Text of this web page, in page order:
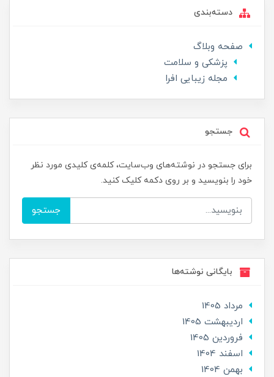
دسته‌بندی
صفحه وبلاگ
پزشکی و سلامت
مجله زیبایی افرا
جستجو
برای جستجو در نوشته‌های وب‌سایت، کلمه‌ی کلیدی مورد نظر
خود را بنویسید و بر روی دکمه کلیک کنید.
جستجو
بایگانی نوشته‌ها
مرداد 1405
ارديبهشت 1405
فروردین 1405
اسفند 1404
بهمن 1404